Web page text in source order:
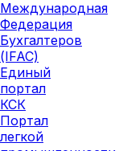
Международная
Федерация
Бухгалтеров
(IFAC)
Единый
портал
КСК
Портал
легкой